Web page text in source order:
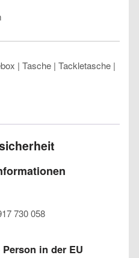
| Tasche | Tackletasche |
730 058
in der EU